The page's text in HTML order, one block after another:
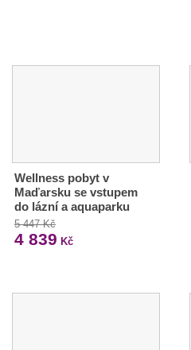
Wellness pobyt v
Maďarsku se vstupem
do lázní a aquaparku
5 447 Kč
4 839 Kč